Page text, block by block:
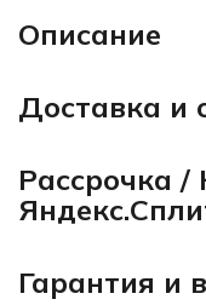
Описание
Доставка и
Рассрочка
Гарантия и